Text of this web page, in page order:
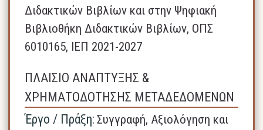
Διδακτικών Βιβλίων και στην Ψηφιακή
Βιβλιοθήκη Διδακτικών Βιβλίων, ΟΠΣ
6010165, ΙΕΠ 2021-2027
ΠΛΑΙΣΙΟ ΑΝΑΠΤΥΞΗΣ &
ΧΡΗΜΑΤΟΔΟΤΗΣΗΣ ΜΕΤΑΔΕΔΟΜΕΝΩΝ
Έργο / Πράξη: Συγγραφή, Αξιολόγηση και